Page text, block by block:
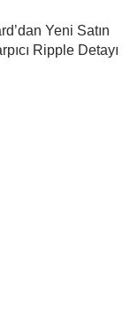
Yeni Satın
Ripple Detayı